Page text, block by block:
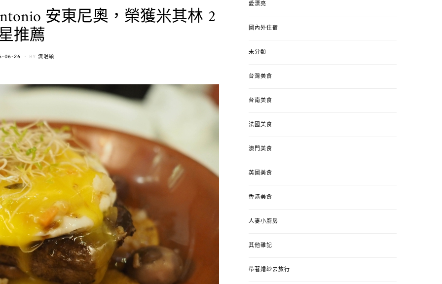
安東尼奧，榮獲米其林 2
推薦
06-26 BY 流氓顆
愛漂亮
國內外住宿
未分類
台灣美食
台南美食
法國美食
澳門美食
英國美食
香港美食
人妻小廚房
其他雜記
帶著婚紗去旅行